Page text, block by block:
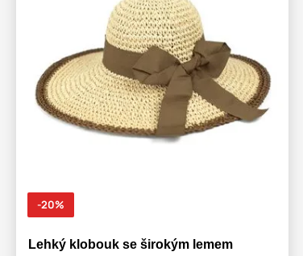
-20%
Lehký klobouk se širokým lemem